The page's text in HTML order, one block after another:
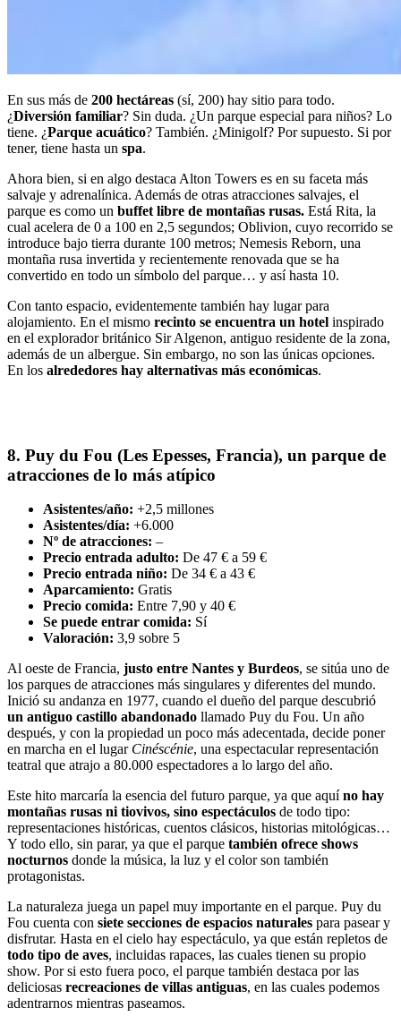
En sus más de 200 hectáreas (sí, 200) hay sitio para todo.
¿Diversión familiar? Sin duda. ¿Un parque especial para niños? Lo
tiene. ¿Parque acuático? También. ¿Minigolf? Por supuesto. Si por
tener, tiene hasta un spa.
Ahora bien, si en algo destaca Alton Towers es en su faceta más
salvaje y adrenalínica. Además de otras atracciones salvajes, el
parque es como un buffet libre de montañas rusas. Está Rita, la
cual acelera de 0 a 100 en 2,5 segundos; Oblivion, cuyo recorrido se
introduce bajo tierra durante 100 metros; Nemesis Reborn, una
montaña rusa invertida y recientemente renovada que se ha
convertido en todo un símbolo del parque… y así hasta 10.
Con tanto espacio, evidentemente también hay lugar para
alojamiento. En el mismo recinto se encuentra un hotel inspirado
en el explorador británico Sir Algenon, antiguo residente de la zona,
además de un albergue. Sin embargo, no son las únicas opciones.
En los alrededores hay alternativas más económicas.
8. Puy du Fou (Les Epesses, Francia), un parque de
atracciones de lo más atípico
Asistentes/año: +2,5 millones
Asistentes/día: +6.000
Nº de atracciones: –
Precio entrada adulto: De 47 € a 59 €
Precio entrada niño: De 34 € a 43 €
Aparcamiento: Gratis
Precio comida: Entre 7,90 y 40 €
Se puede entrar comida: Sí
Valoración: 3,9 sobre 5
Al oeste de Francia, justo entre Nantes y Burdeos, se sitúa uno de
los parques de atracciones más singulares y diferentes del mundo.
Inició su andanza en 1977, cuando el dueño del parque descubrió
un antiguo castillo abandonado llamado Puy du Fou. Un año
después, y con la propiedad un poco más adecentada, decide poner
en marcha en el lugar Cinéscénie, una espectacular representación
teatral que atrajo a 80.000 espectadores a lo largo del año.
Este hito marcaría la esencia del futuro parque, ya que aquíno hay
montañas rusas ni tiovivos, sino espectáculos de todo tipo:
representaciones históricas, cuentos clásicos, historias mitológicas…
Y todo ello, sin parar, ya que el parque también ofrece shows
nocturnos donde la música, la luz y el color son también
protagonistas.
La naturaleza juega un papel muy importante en el parque. Puy du
Fou cuenta con siete secciones de espacios naturales para pasear y
disfrutar. Hasta en el cielo hay espectáculo, ya que están repletos de
todo tipo de aves, incluidas rapaces, las cuales tienen su propio
show. Por si esto fuera poco, el parque también destaca por las
deliciosas recreaciones de villas antiguas, en las cuales podemos
adentrarnos mientras paseamos.